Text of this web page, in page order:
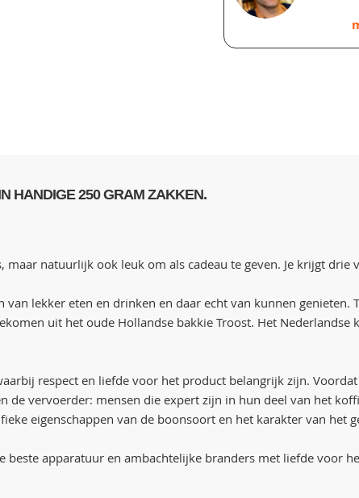
HANDIGE 250 GRAM ZAKKEN.
natuurlijk ook leuk om als cadeau te geven. Je krijgt drie
lekker eten en drinken en daar echt van kunnen genieten.
uit het oude Hollandse bakkie Troost. Het
respect en liefde voor het product belangrijk zijn.
de vervoerder: mensen die expert zijn in hun deel van het
eigenschappen van de boonsoort en het karakter van het
apparatuur en ambachtelijke branders met liefde voor